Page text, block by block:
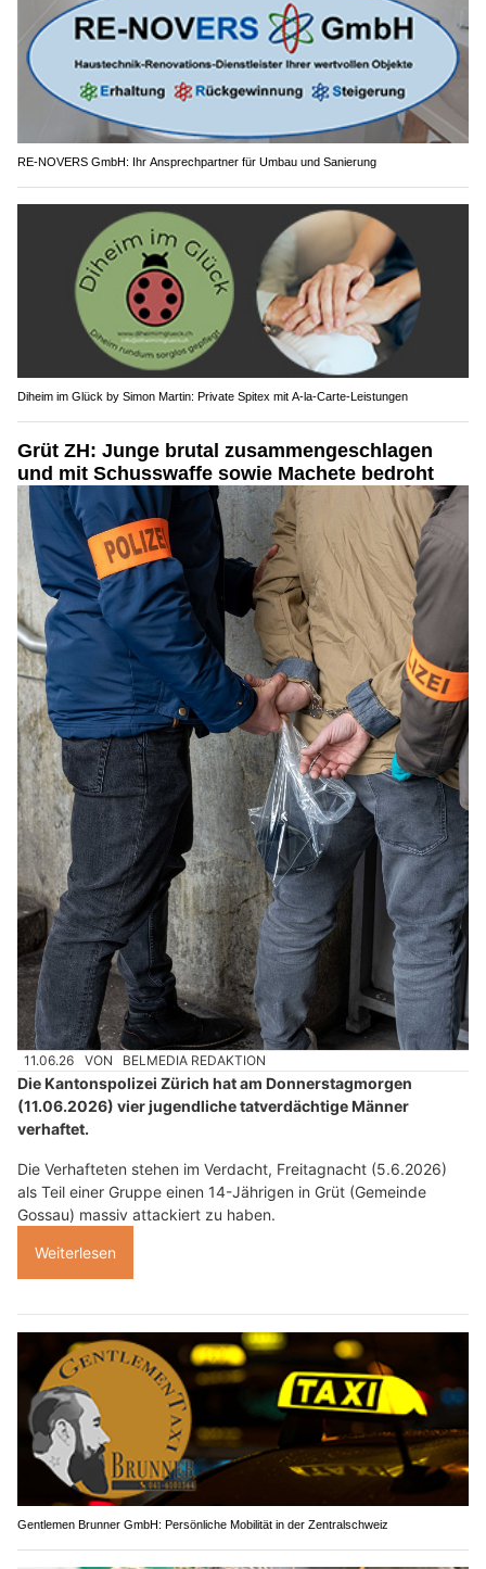
RE-NOVERS GmbH: Ihr Ansprechpartner für Umbau und Sanierung
Diheim im Glück by Simon Martin: Private Spitex mit A-la-Carte-Leistungen
Grüt ZH: Junge brutal zusammengeschlagen
und mit Schusswaffe sowie Machete bedroht
11.06.26 VON BELMEDIA REDAKTION
Die Kantonspolizei Zürich hat am Donnerstagmorgen
(11.06.2026) vier jugendliche tatverdächtige Männer
verhaftet.
Die Verhafteten stehen im Verdacht, Freitagnacht (5.6.2026)
als Teil einer Gruppe einen 14-Jährigen in Grüt (Gemeinde
Gossau) massiv attackiert zu haben.
Weiterlesen
Gentlemen Brunner GmbH: Persönliche Mobilität in der Zentralschweiz